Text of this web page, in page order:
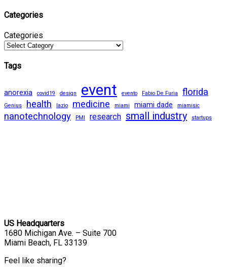
Categories
Categories
Tags
anorexia covid19 design event evento Fabio De Furia florida
Genius health lazio medicine miami miami dade miamisic
nanotechnology PMI research small industry startups
US Headquarters
1680 Michigan Ave. – Suite 700
Miami Beach, FL 33139
Feel like sharing?